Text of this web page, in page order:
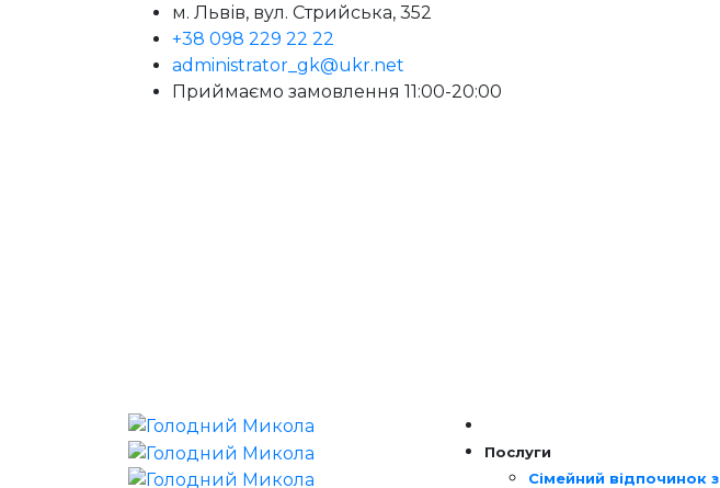
м. Львів, вул. Стрийська, 352
+38 098 229 22 22
administrator_gk@ukr.net
Приймаємо замовлення 11:00-20:00
Послуги
Сімейний відпочинок з